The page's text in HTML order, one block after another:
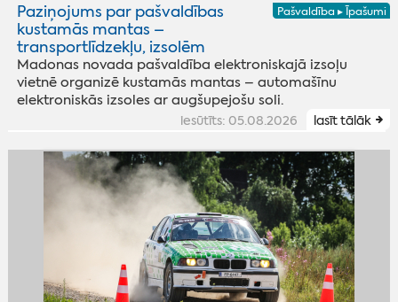
Pašvaldība ▸ Īpašumi
Paziņojums par pašvaldības
kustamās mantas –
transportlīdzekļu, izsolēm
Madonas novada pašvaldība elektroniskajā izsoļu
vietnē organizē kustamās mantas – automašīnu
elektroniskās izsoles ar augšupejošu soli.
iesūtīts: 05.08.2026 lasīt tālāk